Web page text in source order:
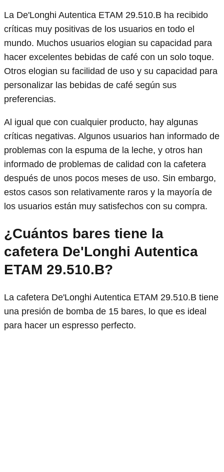
La De'Longhi Autentica ETAM 29.510.B ha recibido
críticas muy positivas de los usuarios en todo el
mundo. Muchos usuarios elogian su capacidad para
hacer excelentes bebidas de café con un solo toque.
Otros elogian su facilidad de uso y su capacidad para
personalizar las bebidas de café según sus
preferencias.
Al igual que con cualquier producto, hay algunas
críticas negativas. Algunos usuarios han informado de
problemas con la espuma de la leche, y otros han
informado de problemas de calidad con la cafetera
después de unos pocos meses de uso. Sin embargo,
estos casos son relativamente raros y la mayoría de
los usuarios están muy satisfechos con su compra.
¿Cuántos bares tiene la
cafetera De'Longhi Autentica
ETAM 29.510.B?
La cafetera De'Longhi Autentica ETAM 29.510.B tiene
una presión de bomba de 15 bares, lo que es ideal
para hacer un espresso perfecto.